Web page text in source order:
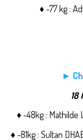
♦ -77 kg :
►
18
♦ -48kg : Mathilde
♦ -81kg : Sultan